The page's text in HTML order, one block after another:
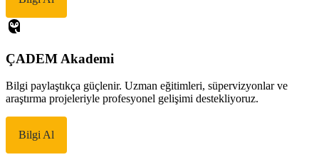
ÇADEM Akademi
Bilgi paylaştıkça güçlenir. Uzman eğitimleri, süpervizyonlar ve
araştırma projeleriyle profesyonel gelişimi destekliyoruz.
Bilgi Al